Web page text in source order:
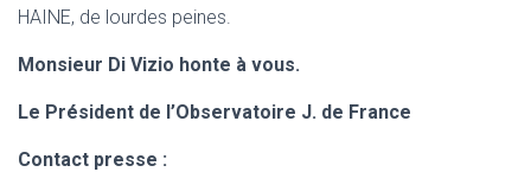
HAINE, de lourdes peines.
Monsieur Di Vizio honte à vous.
Le Président de l’Observatoire J. de France
Contact presse :